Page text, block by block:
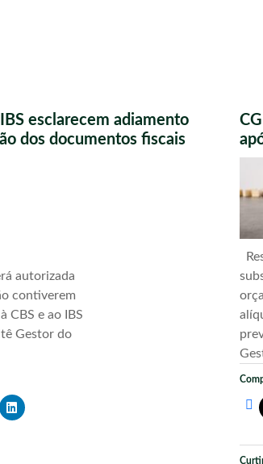
esclarecem adiamento
dos documentos fiscais
autorizada
contiverem
CBS e ao IBS
Gestor do